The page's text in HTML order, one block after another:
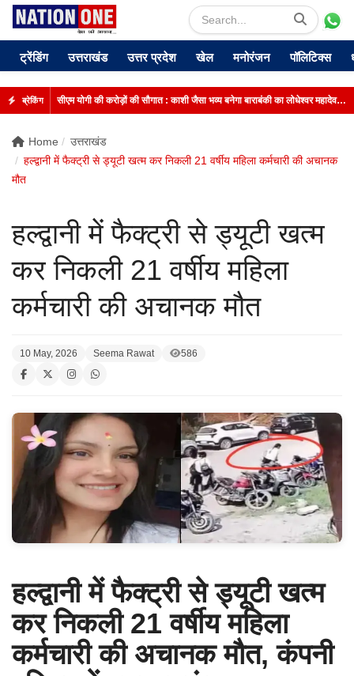
ब्रेकिंग सीएम योगी की करोड़ों की सौगात : काशी जैसा भव्य बनेगा बाराबंकी का लोधेश्वर महादेव मंदिर
ट्रेंडिंग उत्तराखंड उत्तर प्रदेश खेल मनोरंजन पॉलिटिक्स
Home
उत्तराखंड
हल्द्वानी में फैक्ट्री से ड्यूटी खत्म कर निकली 21 वर्षीय महिला कर्मचारी की अचानक
मौत
हल्द्वानी में फैक्ट्री से ड्यूटी खत्म
कर निकली 21 वर्षीय महिला
कर्मचारी की अचानक मौत
10 May, 2026 Seema Rawat 586
हल्द्वानी में फैक्ट्री से ड्यूटी खत्म
कर निकली 21 वर्षीय महिला
कर्मचारी की अचानक मौत, कंपनी